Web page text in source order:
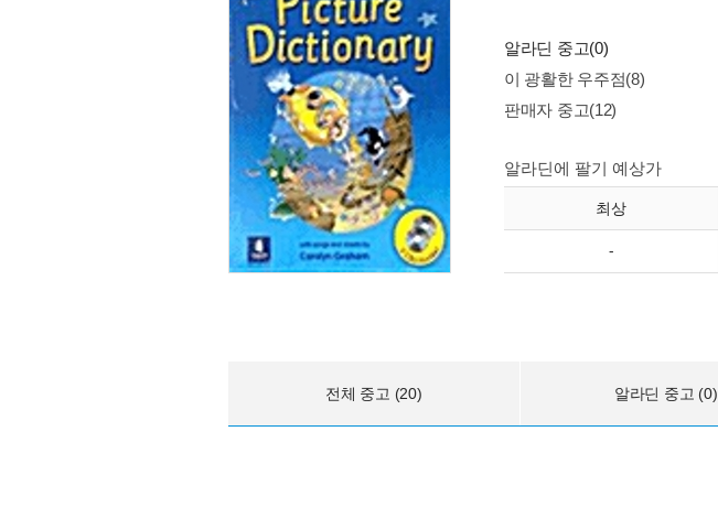
알라딘 중고(0)
이 광활한 우주점(8)
판매자 중고(12)
알라딘에 팔기 예상가
최상
-
전체 중고 (20) 알라딘 중고 (0)